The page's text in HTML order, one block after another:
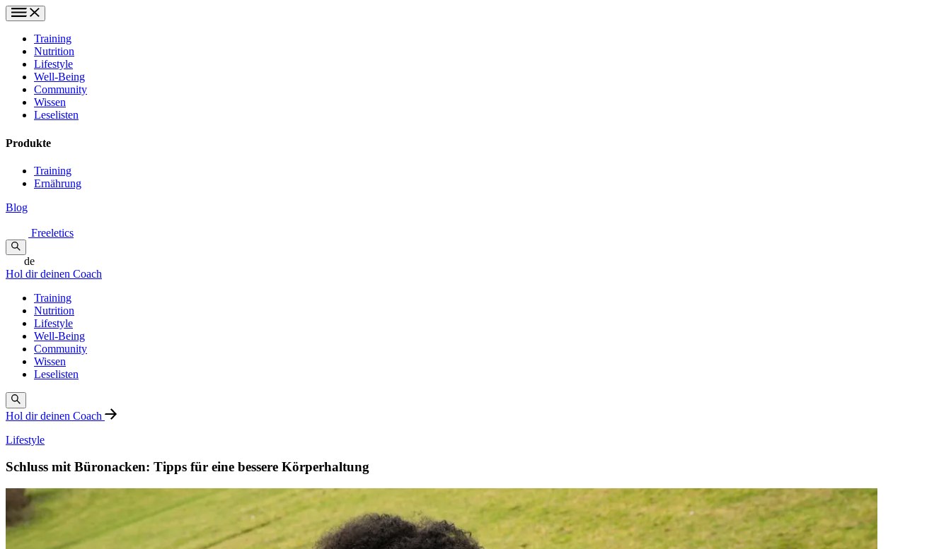
Training
Nutrition
Lifestyle
Well-Being
Community
Wissen
Leselisten
Produkte
Training
Ernährung
Blog
Freeletics
de
Hol dir deinen Coach
Training
Nutrition
Lifestyle
Well-Being
Community
Wissen
Leselisten
Hol dir deinen Coach
Lifestyle
Schluss mit Büronacken: Tipps für eine bessere Körperhaltung